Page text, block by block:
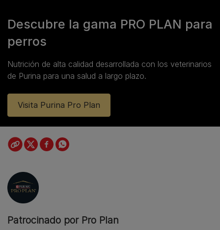
Descubre la gama PRO PLAN para
perros
Nutrición de alta calidad desarrollada con los veterinarios
de Purina para una salud a largo plazo.
Visita Purina Pro Plan
Patrocinado por Pro Plan